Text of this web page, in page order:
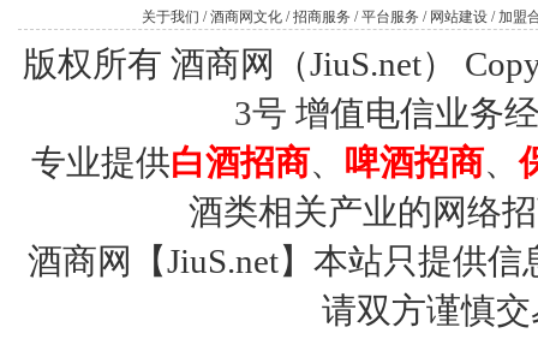
关于我们 /酒商网文化 /招商服务 /平台服务 / 网站建设 /加盟
版权所有 酒商网（JiuS.net）
3号 增值电信业务
专业提供白酒招商、 啤酒招商、
酒类相关产业的网络
酒商网【JiuS.net】本站只提供
请双方谨慎